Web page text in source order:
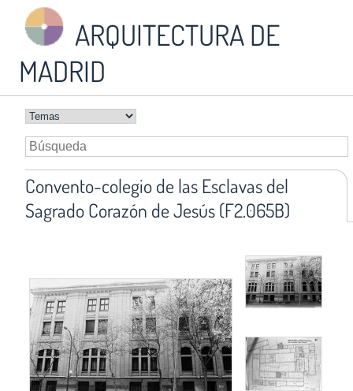
ARQUITECTURA DE
MADRID
Convento-colegio de las Esclavas del
Sagrado Corazón de Jesús (F2.065B)